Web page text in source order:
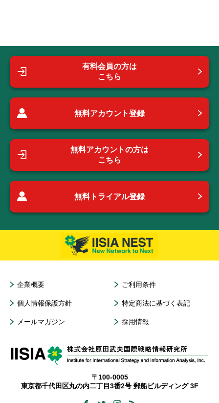
有料会員の方は
こちら
無料アカウント登録
無料アカウントの方は
こちら
無料トライアル登録
企業概要 ご利用条件
個人情報保護方針 特定商法に基づく表記
メールマガジン 採用情報
〒100-0005
東京都千代田区丸の内二丁目3番2号 郵船ビルディング 3F